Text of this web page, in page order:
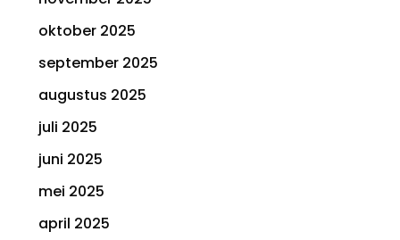
oktober 2025
september 2025
augustus 2025
juli 2025
juni 2025
mei 2025
april 2025